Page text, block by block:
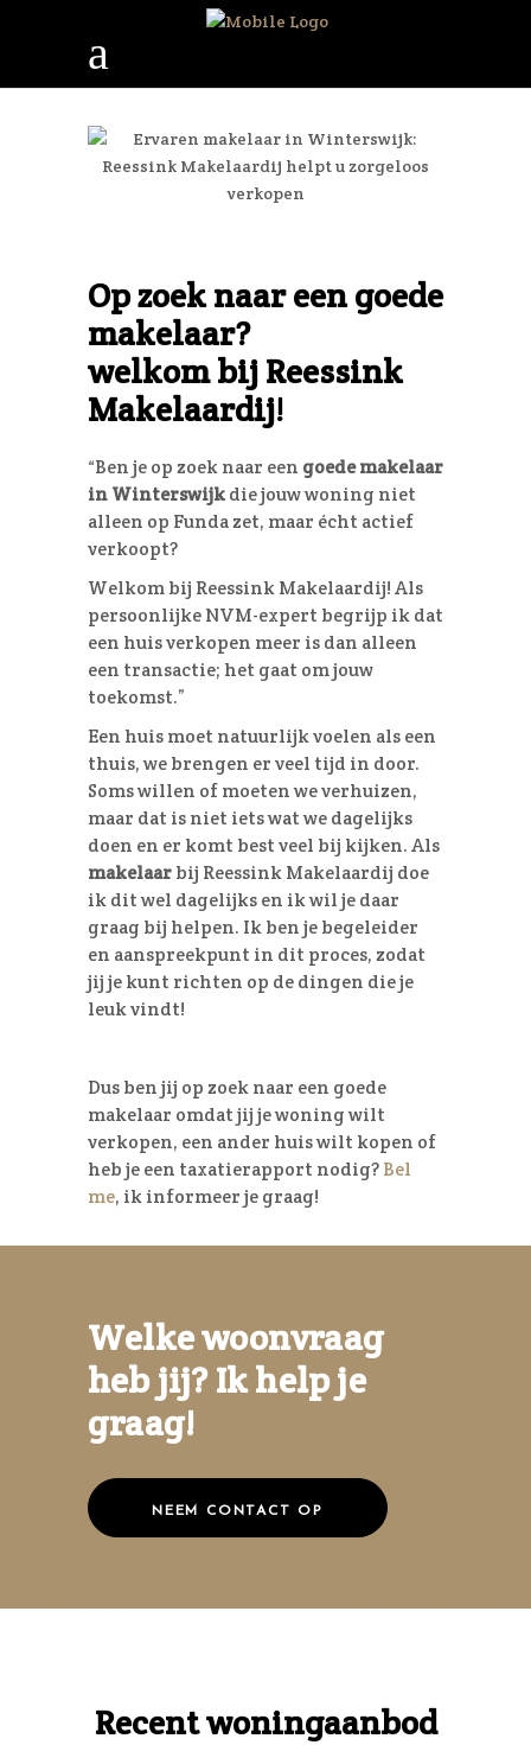
Op zoek naar een goede
makelaar?
welkom bij Reessink
Makelaardij!
“Ben je op zoek naar een goede makelaar
in Winterswijk die jouw woning niet
alleen op Funda zet, maar écht actief
verkoopt?
Welkom bij Reessink Makelaardij! Als
persoonlijke NVM-expert begrijp ik dat
een huis verkopen meer is dan alleen
een transactie; het gaat om jouw
toekomst.”
Een huis moet natuurlijk voelen als een
thuis, we brengen er veel tijd in door.
Soms willen of moeten we verhuizen,
maar dat is niet iets wat we dagelijks
doen en er komt best veel bij kijken. Als
makelaar bij Reessink Makelaardij doe
ik dit wel dagelijks en ik wil je daar
graag bij helpen. Ik ben je begeleider
en aanspreekpunt in dit proces, zodat
jij je kunt richten op de dingen die je
leuk vindt!
Dus ben jij op zoek naar een goede
makelaar omdat jij je woning wilt
verkopen, een ander huis wilt kopen of
heb je een taxatierapport nodig? Bel
me, ik informeer je graag!
Welke woonvraag
heb jij? Ik help je
graag!
NEEM CONTACT OP
Recent woningaanbod